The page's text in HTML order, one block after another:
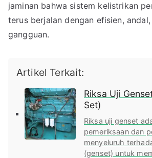
jaminan bahwa sistem kelistrikan
terus berjalan dengan efisien,
gangguan.
Artikel Terkait:
Riksa Uji
Set)
Riksa uji genset
pemeriksaan dan
menyeluruh
(genset) untuk